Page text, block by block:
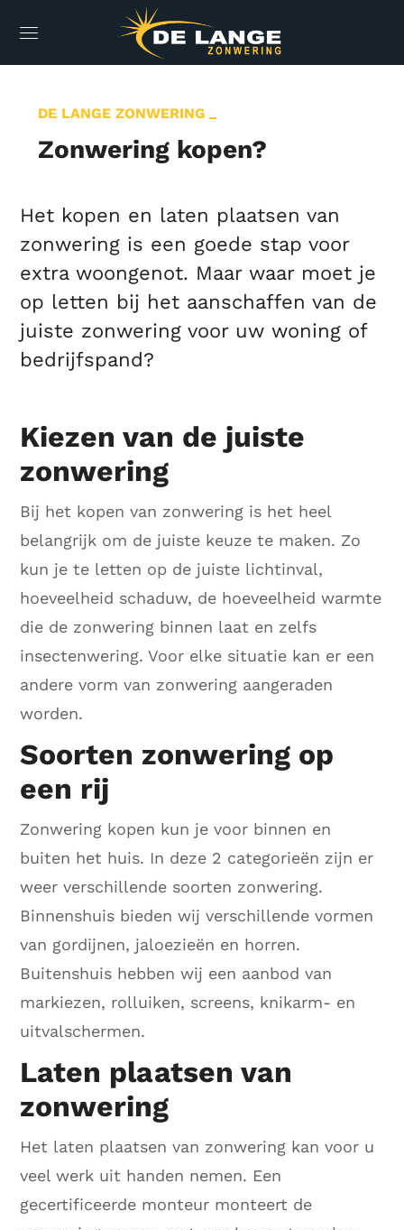
DE LANGE ZONWERING
Zonwering kopen?
Het kopen en laten plaatsen van
zonwering is een goede stap voor
extra woongenot. Maar waar moet je
op letten bij het aanschaffen van de
juiste zonwering voor uw woning of
bedrijfspand?
Kiezen van de juiste
zonwering
Bij het kopen van zonwering is het heel
belangrijk om de juiste keuze te maken. Zo
kun je te letten op de juiste lichtinval,
hoeveelheid schaduw, de hoeveelheid warmte
die de zonwering binnen laat en zelfs
insectenwering. Voor elke situatie kan er een
andere vorm van zonwering aangeraden
worden.
Soorten zonwering op
een rij
Zonwering kopen kun je voor binnen en
buiten het huis. In deze 2 categorieën zijn er
weer verschillende soorten zonwering.
Binnenshuis bieden wij verschillende vormen
van gordijnen, jaloezieën en horren.
Buitenshuis hebben wij een aanbod van
markiezen, rolluiken, screens, knikarm- en
uitvalschermen.
Laten plaatsen van
zonwering
Het laten plaatsen van zonwering kan voor u
veel werk uit handen nemen. Een
gecertificeerde monteur monteert de